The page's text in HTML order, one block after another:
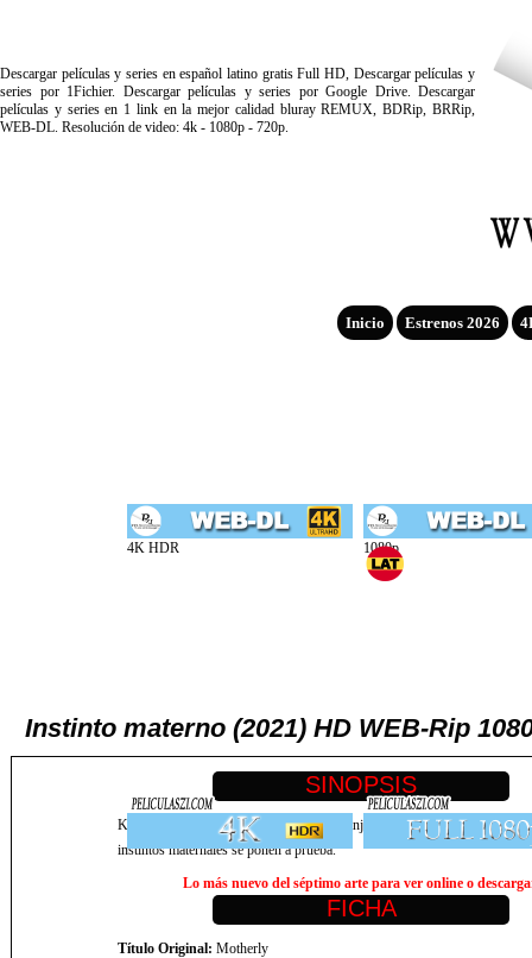
Descargar películas y series en español latino gratis Full HD, Descargar películas y
series por 1Fichier. Descargar películas y series por Google Drive. Descargar
películas y series en 1 link en la mejor calidad bluray REMUX, BDRip, BRRip,
WEB-DL. Resolución de video: 4k - 1080p - 720p.
Inicio Estrenos 2026
Instinto materno (2021) HD WEB-Rip
Kate y su hija Beth viven solas en una granja aislada en el bosque, pero
instintos maternales se ponen a prueba.
Lo más nuevo del séptimo arte para ver online o
Título Original: Motherly